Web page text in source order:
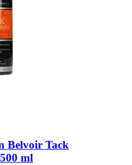
Belvoir Tack
ml